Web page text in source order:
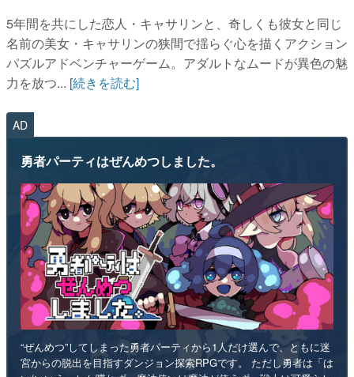
運営：株式会社マレ
5年間を共にした恋人・キャサリンと、奇しくも彼女と同じ
名前の美女・キャサリンの狭間で揺らぐ心を描くアクション
パズルアドベンチャーゲーム。アダルトなムードが異色の魅
力を放つ... [続きを読む]
AD
勇者パーティはぜんめつしました。
“ぜんめつ”してしまった勇者パーティから1人だけ選んで、ともに迷
宮からの脱出を目指すダンジョン探索RPGです。 ただし勇者は「は